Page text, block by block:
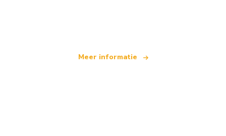
Meer informatie